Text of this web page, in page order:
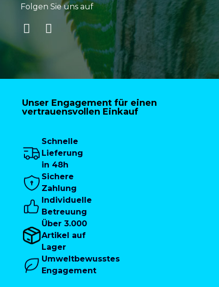
Folgen Sie uns auf
Unser Engagement für einen
vertrauensvollen Einkauf
Schnelle
Lieferung
in 48h
Sichere
Zahlung
Individuelle
Betreuung
Über 3.000
Artikel auf
Lager
Umweltbewusstes
Engagement